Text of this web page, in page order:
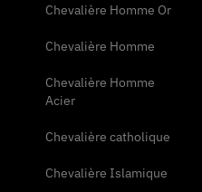
Chevalière Homme Or
Chevalière Homme
Chevalière Homme
Acier
Chevalière catholique
Chevalière Islamique